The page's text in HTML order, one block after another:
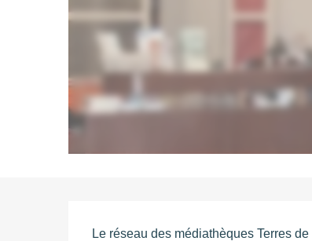
Description
Le réseau des médiathèques Terres